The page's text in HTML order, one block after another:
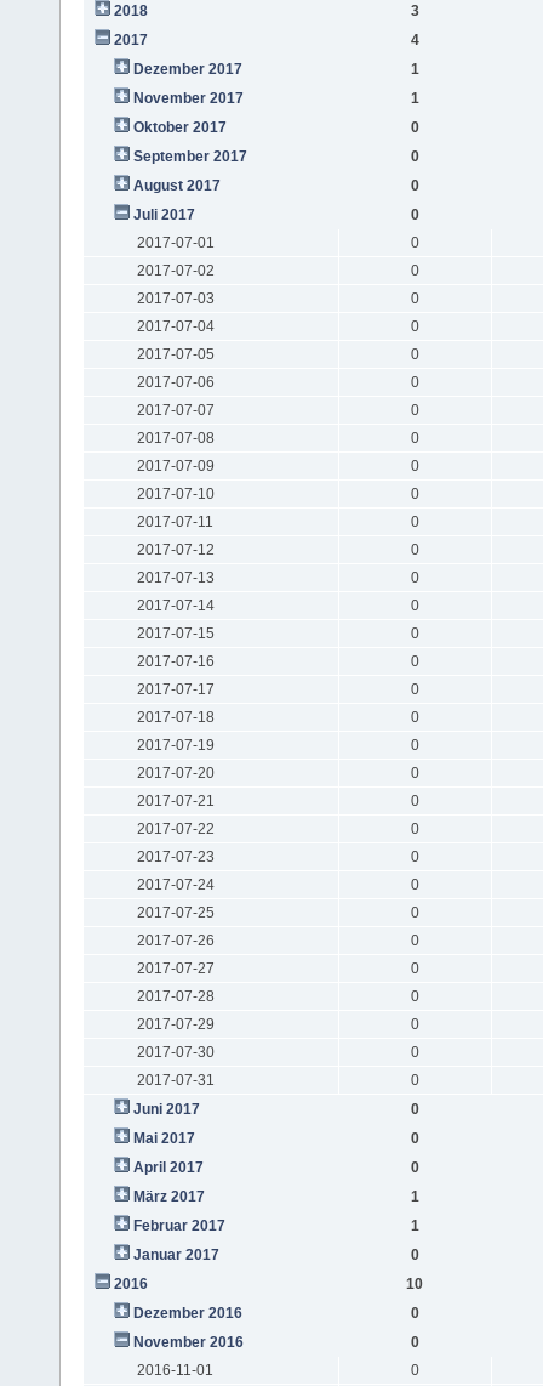
2018
3
2017
4
Dezember 2017
1
November 2017
1
Oktober 2017
0
September 2017
0
August 2017
0
Juli 2017
0
2017-07-01
0
2017-07-02
0
2017-07-03
0
2017-07-04
0
2017-07-05
0
2017-07-06
0
2017-07-07
0
2017-07-08
0
2017-07-09
0
2017-07-10
0
2017-07-11
0
2017-07-12
0
2017-07-13
0
2017-07-14
0
2017-07-15
0
2017-07-16
0
2017-07-17
0
2017-07-18
0
2017-07-19
0
2017-07-20
0
2017-07-21
0
2017-07-22
0
2017-07-23
0
2017-07-24
0
2017-07-25
0
2017-07-26
0
2017-07-27
0
2017-07-28
0
2017-07-29
0
2017-07-30
0
2017-07-31
0
Juni 2017
0
Mai 2017
0
April 2017
0
März 2017
1
Februar 2017
1
Januar 2017
0
2016
10
Dezember 2016
0
November 2016
0
2016-11-01
0